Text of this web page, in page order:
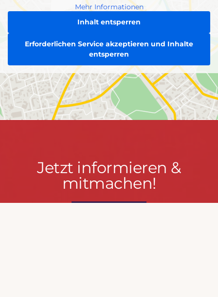
Mehr Informationen
Inhalt entsperren
Erforderlichen Service akzeptieren und Inhalte
entsperren
Jetzt
informieren
&
Jetzt informieren &
mitmachen!